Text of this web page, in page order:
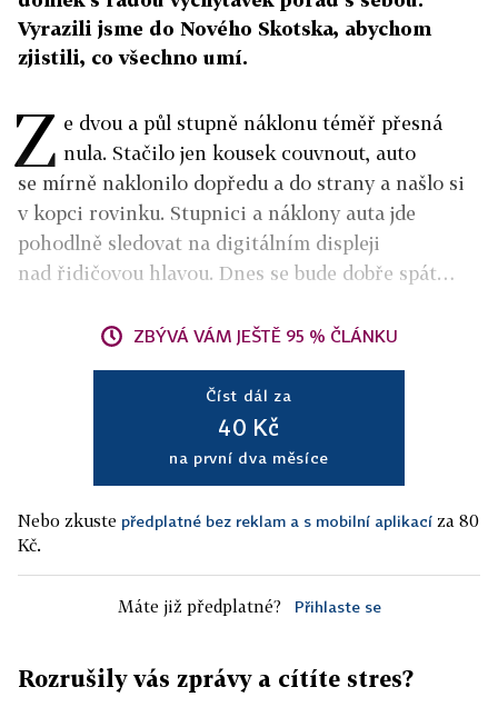
Vyrazili jsme do Nového Skotska, abychom
zjistili, co všechno umí.
Z e dvou a půl stupně náklonu téměř přesná
nula. Stačilo jen kousek couvnout, auto
se mírně naklonilo dopředu a do strany a našlo si
v kopci rovinku. Stupnici a náklony auta jde
pohodlně sledovat na digitálním displeji
nad řidičovou hlavou. Dnes se bude dobře spát…
ZBÝVÁ VÁM JEŠTĚ 95 % ČLÁNKU
Číst dál za
40 Kč
na první dva měsíce
Nebo zkuste předplatné bez reklam a s mobilní aplikací za 80
Kč.
Máte již předplatné? Přihlaste se
Rozrušily vás zprávy a cítíte stres?